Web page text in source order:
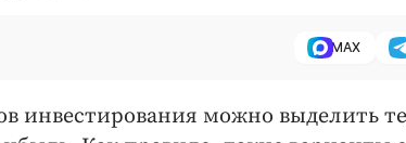
MAX
инвестирования можно выделить